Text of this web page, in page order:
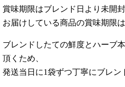
賞味期限はブレンド日より未開封
お届けしている商品の賞味期限は
ブレンドしたての鮮度とハーブ
頂くため、
発送当日に1袋ずつ丁寧にブレン